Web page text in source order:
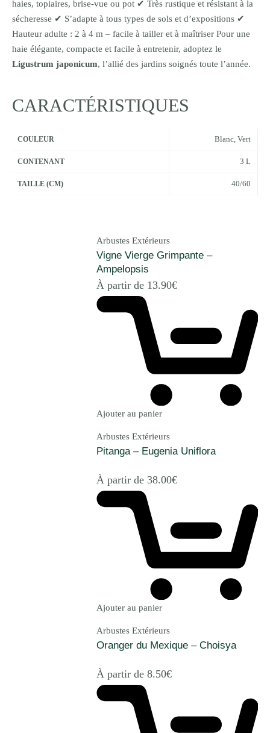
haies, topiaires, brise-vue ou pot ✔ Très rustique et résistant à la
sécheresse ✔ S’adapte à tous types de sols et d’expositions ✔
Hauteur adulte : 2 à 4 m – facile à tailler et à maîtriser Pour une
haie élégante, compacte et facile à entretenir, adoptez le
Ligustrum japonicum, l’allié des jardins soignés toute l’année.
CARACTÉRISTIQUES
COULEUR Blanc, Vert
CONTENANT 3 L
TAILLE (CM) 40/60
Arbustes Extérieurs
Vigne Vierge Grimpante –
Ampelopsis
À partir de 13.90€
Ajouter au panier
Arbustes Extérieurs
Pitanga – Eugenia Uniflora
À partir de 38.00€
Ajouter au panier
Arbustes Extérieurs
Oranger du Mexique – Choisya
À partir de 8.50€